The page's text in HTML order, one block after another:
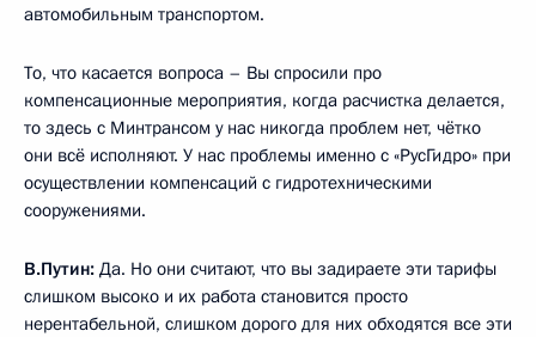
автомобильным транспортом.
То, что касается вопроса – Вы спросили про
компенсационные мероприятия, когда расчистка делается,
то здесь с Минтрансом у нас никогда проблем нет, чётко
они всё исполняют. У нас проблемы именно с «РусГидро» при
осуществлении компенсаций с гидротехническими
сооружениями.
В.Путин: Да. Но они считают, что вы задираете эти тарифы
слишком высоко и их работа становится просто
нерентабельной, слишком дорого для них обходятся все эти